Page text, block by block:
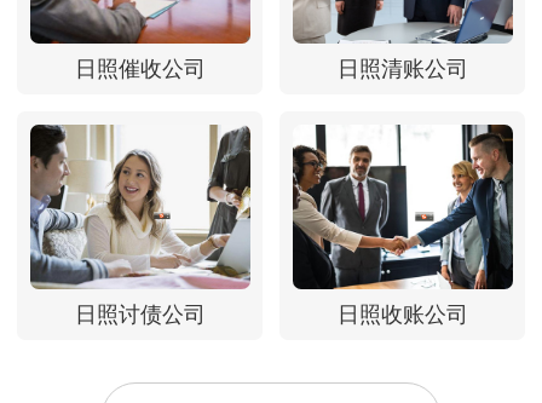
日照催收公司 日照清账公司
日照讨债公司 日照收账公司